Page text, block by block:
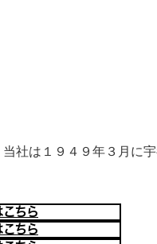
当社は１９４９年３月に
こちら
こちら